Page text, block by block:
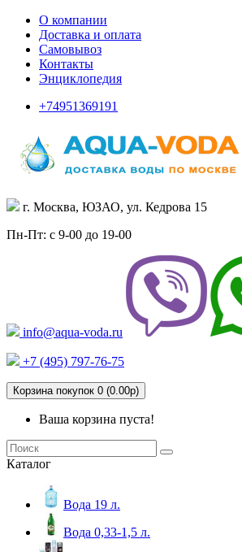
О компании
Доставка и оплата
Самовывоз
Контакты
Энциклопедия
+74951369191
г. Москва, ЮЗАО, ул. Кедрова 15
Пн-Пт: с 9-00 до 19-00
info@aqua-voda.ru
+7 (495) 797-76-75
Корзина покупок 0 (0.00р)
Ваша корзина пуста!
Каталог
Вода 19 л.
Вода 0,33-1,5 л.